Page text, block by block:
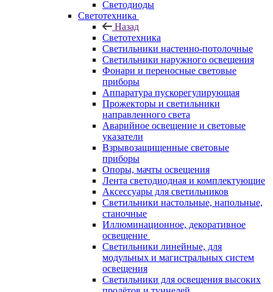
Светодиоды
Светотехника
Назад
Светотехника
Светильники настенно-потолочные
Светильники наружного освещения
Фонари и переносные световые
приборы
Аппаратура пускорегулирующая
Прожекторы и светильники
направленного света
Аварийное освещение и световые
указатели
Взрывозащищенные световые
приборы
Опоры, мачты освещения
Лента светодиодная и комплектующие
Аксессуары для светильников
Светильники настольные, напольные,
станочные
Иллюминационное, декоративное
освещение
Светильники линейные, для
модульных и магистральных систем
освещения
Светильники для освещения высоких